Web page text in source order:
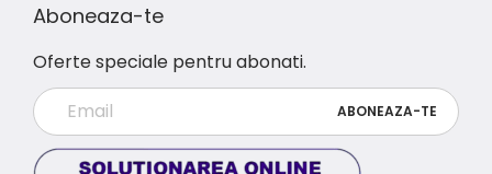
Aboneaza-te
Oferte speciale pentru abonati.